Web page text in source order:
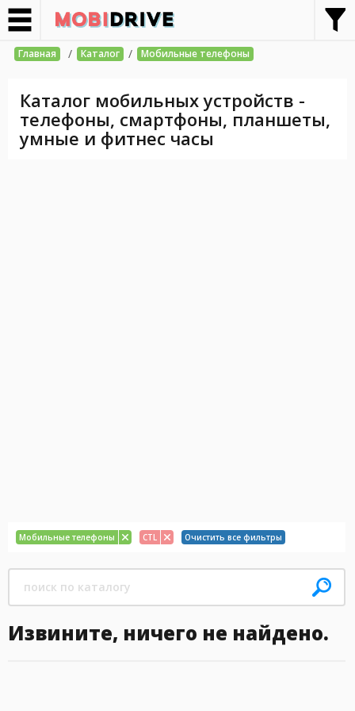
Главная / Каталог / Мобильные телефоны
Каталог мобильных устройств -
телефоны, смартфоны, планшеты,
умные и фитнес часы
Мобильные телефоны CTL Очистить все фильтры
Извините, ничего не найдено.